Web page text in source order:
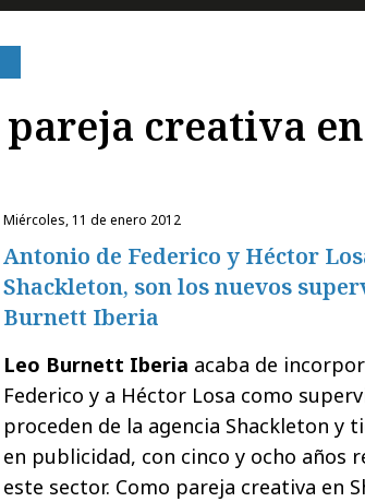
pareja creativa
miércoles, 11 de enero 2012
Antonio de Federico y Héctor
Shackleton, son los nuevos
Burnett Iberia
Leo Burnett Iberia acaba de
Federico y a Héctor Losa como
proceden de la agencia Shackleton y
en publicidad, con cinco y ocho años
este sector. Como pareja creativa en